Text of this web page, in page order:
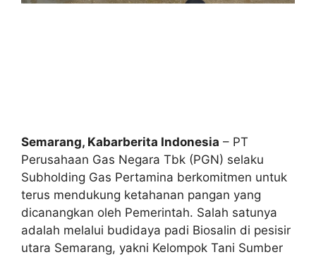
Semarang, Kabarberita Indonesia – PT
Perusahaan Gas Negara Tbk (PGN) selaku
Subholding Gas Pertamina berkomitmen untuk
terus mendukung ketahanan pangan yang
dicanangkan oleh Pemerintah. Salah satunya
adalah melalui budidaya padi Biosalin di pesisir
utara Semarang, yakni Kelompok Tani Sumber